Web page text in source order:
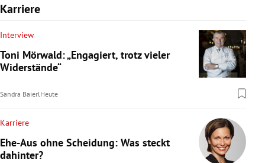
Karriere
Interview
Toni Mörwald: „Engagiert, trotz vieler
Widerstände“
Sandra Baierl Heute
Karriere
Ehe-Aus ohne Scheidung: Was steckt
dahinter?